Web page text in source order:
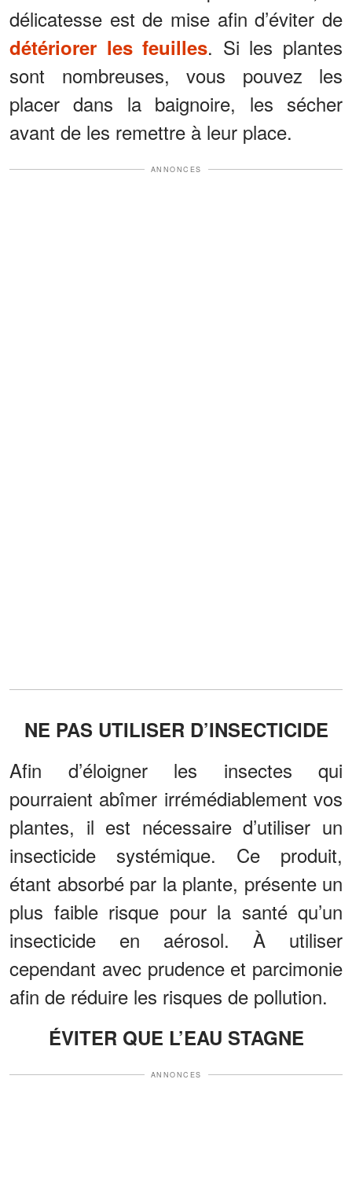
délicatesse est de mise afin d’éviter de
détériorer les feuilles. Si les plantes
sont nombreuses, vous pouvez les
placer dans la baignoire, les sécher
avant de les remettre à leur place.
ANNONCES
NE PAS UTILISER D’INSECTICIDE
Afin d’éloigner les insectes qui
pourraient abîmer irrémédiablement vos
plantes, il est nécessaire d’utiliser un
insecticide systémique. Ce produit,
étant absorbé par la plante, présente un
plus faible risque pour la santé qu’un
insecticide en aérosol. À utiliser
cependant avec prudence et parcimonie
afin de réduire les risques de pollution.
ÉVITER QUE L’EAU STAGNE
ANNONCES